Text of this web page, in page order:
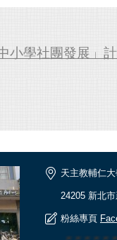
小學社團發展」
天主教輔仁
24205 新北
粉絲專頁